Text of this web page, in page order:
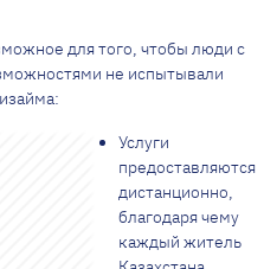
для того, чтобы люди с
не испытывали
Услуги
предоставляются
дистанционно,
благодаря чему
каждый житель